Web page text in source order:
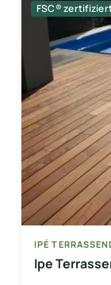
FSC®
IPÉ
Ipe